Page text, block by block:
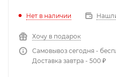
Нет в наличии
Хочу в подарок
Самовывоз сегодня -
Доставка завтра - 500 ₽